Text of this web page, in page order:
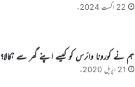
22 اگست 2024ء
ہم نے کورونا وائرس کو کیسے اپنے گھر سے نکالا؟
21 اپریل 2020ء